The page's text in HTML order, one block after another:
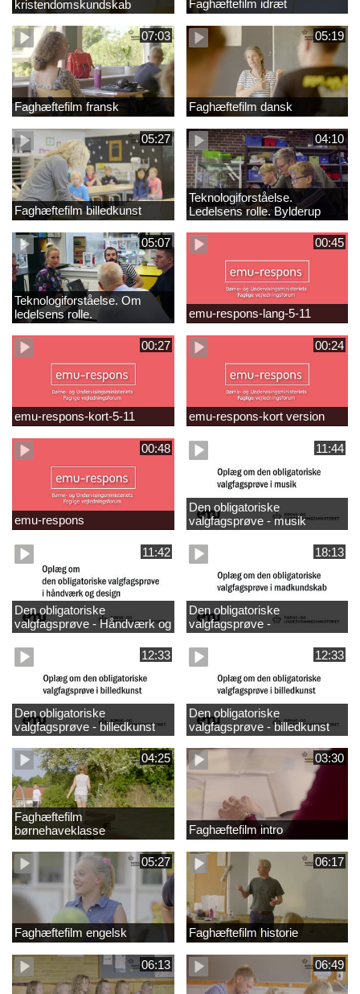
kristendomskundskab
Faghæftefilm idræt
07:03
Faghæftefilm fransk
05:19
Faghæftefilm dansk
05:27
Faghæftefilm billedkunst
04:10
Teknologiforståelse.
Ledelsens rolle. Bylderup
Skole
05:07
Teknologiforståelse. Om
ledelsens rolle.
Sofiendalskolen
00:45
emu-respons-lang-5-11
00:27
emu-respons-kort-5-11
00:24
emu-respons-kort version
00:48
emu-respons
11:44
Den obligatoriske
valgfagsprøve - musik
11:42
Den obligatoriske
valgfagsprøve - Håndværk og
design
18:13
Den obligatoriske
valgfagsprøve -
madkundskab
12:33
Den obligatoriske
valgfagsprøve - billedkunst
større LK
12:33
Den obligatoriske
valgfagsprøve - billedkunst
04:25
Faghæftefilm
børnehaveklasse
03:30
Faghæftefilm intro
05:27
Faghæftefilm engelsk
06:17
Faghæftefilm historie
06:13 06:49